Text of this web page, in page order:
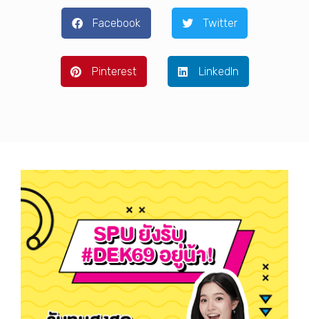
Facebook Twitter
Pinterest LinkedIn